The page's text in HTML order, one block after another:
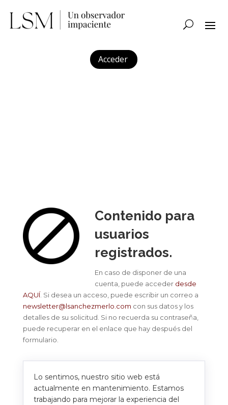
Acceder
Contenido para
usuarios
registrados.
En caso de disponer de una
cuenta, puede acceder desde
AQUÍ. Si desea un acceso, puede escribir un correo a
newsletter@lsanchezmerlo.com con sus datos y los
detalles de su solicitud. Si no recuerda su contraseña,
puede recuperar en el enlace que hay después del
formulario.
Lo sentimos, nuestro sitio web está
actualmente en mantenimiento. Estamos
trabajando para mejorar la experiencia del